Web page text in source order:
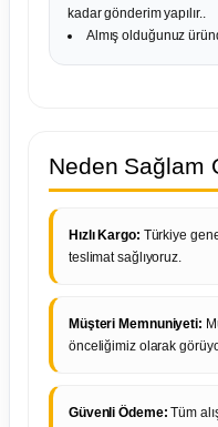
kadar gönderim yapılır..
Almış olduğunuz
Neden Sağlam
Hızlı Kargo: Türkiye
teslimat sağlıyoruz.
Müşteri Memnuniyeti:
önceliğimiz olarak
Güvenli Ödeme: Tüm